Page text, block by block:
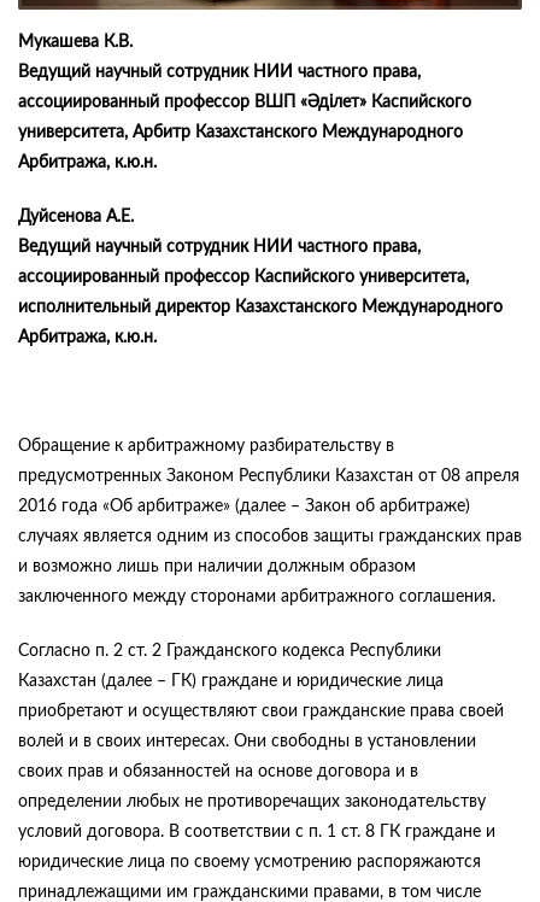
Мукашева К.В.
Ведущий научный сотрудник НИИ частного права,
ассоциированный профессор ВШП «Әділет» Каспийского
университета, Арбитр Казахстанского Международного
Арбитража, к.ю.н.
Дуйсенова А.Е.
Ведущий научный сотрудник НИИ частного права,
ассоциированный профессор Каспийского университета,
исполнительный директор Казахстанского Международного
Арбитража, к.ю.н.
Обращение к арбитражному разбирательству в
предусмотренных Законом Республики Казахстан от 08 апреля
2016 года «Об арбитраже» (далее – Закон об арбитраже)
случаях является одним из способов защиты гражданских прав
и возможно лишь при наличии должным образом
заключенного между сторонами арбитражного соглашения.
Согласно п. 2 ст. 2 Гражданского кодекса Республики
Казахстан (далее – ГК) граждане и юридические лица
приобретают и осуществляют свои гражданские права своей
волей и в своих интересах. Они свободны в установлении
своих прав и обязанностей на основе договора и в
определении любых не противоречащих законодательству
условий договора. В соответствии с п. 1 ст. 8 ГК граждане и
юридические лица по своему усмотрению распоряжаются
принадлежащими им гражданскими правами, в том числе